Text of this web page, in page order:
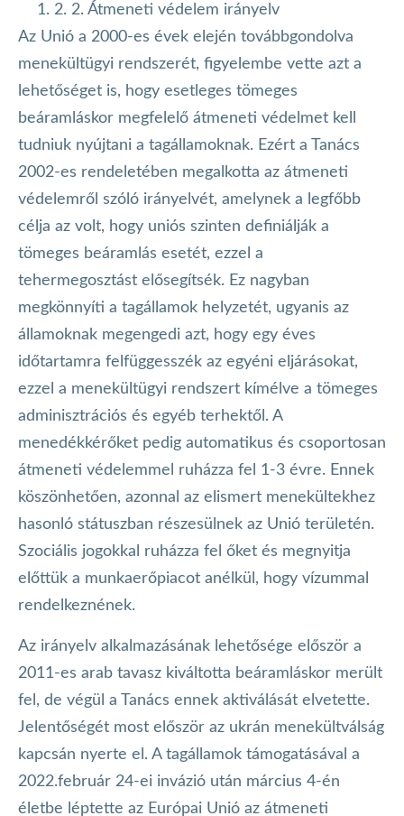
2. 2. Átmeneti védelem irányelv
Az Unió a 2000-es évek elején továbbgondolva
menekültügyi rendszerét, figyelembe vette azt a
lehetőséget is, hogy esetleges tömeges
beáramláskor megfelelő átmeneti védelmet kell
tudniuk nyújtani a tagállamoknak. Ezért a Tanács
2002-es rendeletében megalkotta az átmeneti
védelemről szóló irányelvét, amelynek a legfőbb
célja az volt, hogy uniós szinten definiálják a
tömeges beáramlás esetét, ezzel a
tehermegosztást elősegítsék. Ez nagyban
megkönnyíti a tagállamok helyzetét, ugyanis az
államoknak megengedi azt, hogy egy éves
időtartamra felfüggesszék az egyéni eljárásokat,
ezzel a menekültügyi rendszert kímélve a tömeges
adminisztrációs és egyéb terhektől. A
menedékkérőket pedig automatikus és csoportosan
átmeneti védelemmel ruházza fel 1-3 évre. Ennek
köszönhetően, azonnal az elismert menekültekhez
hasonló státuszban részesülnek az Unió területén.
Szociális jogokkal ruházza fel őket és megnyitja
előttük a munkaerőpiacot anélkül, hogy vízummal
rendelkeznének.
Az irányelv alkalmazásának lehetősége először a
2011-es arab tavasz kiváltotta beáramláskor merült
fel, de végül a Tanács ennek aktiválását elvetette.
Jelentőségét most először az ukrán menekültválság
kapcsán nyerte el. A tagállamok támogatásával a
2022.február 24-ei invázió után március 4-én
életbe léptette az Európai Unió az átmeneti